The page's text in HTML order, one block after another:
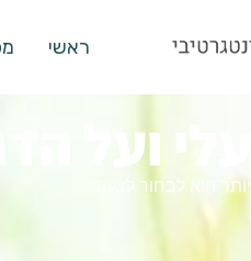
ראשי
ועל
הוא לבחור לצעוד"